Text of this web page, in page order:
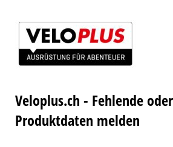
Veloplus.ch - Fehlende
Produktdaten melden